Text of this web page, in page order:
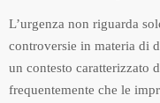
L’urgenza non riguarda
controversie in materia di
un contesto caratterizzato
frequentemente che le